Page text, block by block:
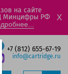
на сайте
Минцифры РФ
X
+7 (812) 655-67-19
info@cartridge.ru